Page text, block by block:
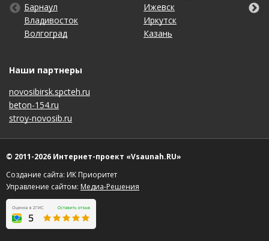
Барнаул
Владивосток
Волгоград
Ижевск
Иркутск
Казань
Киров
Краснодар
Красноярск
Москва
Набережные Челны
Нижний Новгород
Пенза
Пермь
Ростов-на-Дону
Санкт-Петербург
Саратов
Ставрополь
Тула
Тюмень
Ульяновск
Чебоксары
Челябинск
Ярославль
Наши партнеры
novosibirsk.spcteh.ru
beton-154.ru
stroy-novosib.ru
© 2011-2026 Интернет-проект «Vsaunah.RU»
Создание сайта: ИК Приоритет
Управление сайтом: Медиа-Решения